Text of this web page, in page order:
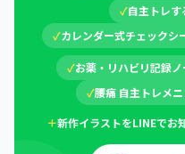
✓自主トレ
✓カレンダー式チェックシ
✓お薬・リハビリ記録ノ
✓腰痛 自主トレメ
＋新作イラストをLINEでお